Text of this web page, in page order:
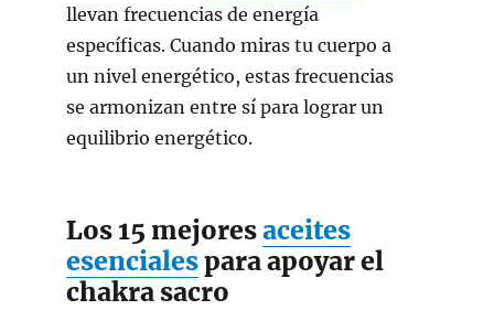
llevan frecuencias de energía
específicas. Cuando miras tu cuerpo a
un nivel energético, estas frecuencias
se armonizan entre sí para lograr un
equilibrio energético.
Los 15 mejoresaceites
esencialespara apoyar el
chakra sacro